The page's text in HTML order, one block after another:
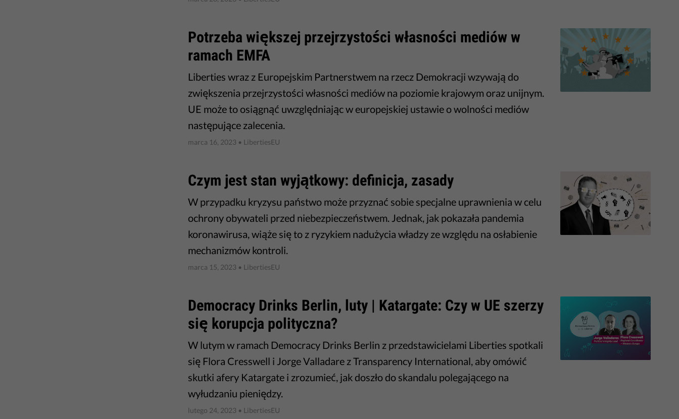
​Potrzeba większej przejrzystości własności mediów w
ramach EMFA
Liberties wraz z Europejskim Partnerstwem na rzecz Demokracji wzywają do
zwiększenia przejrzystości własności mediów na poziomie krajowym oraz unijnym.
UE może to osiągnąć uwzględniając w europejskiej ustawie o wolności mediów
następujące zalecenia.
marca 16, 2023 • LibertiesEU
​Czym jest stan wyjątkowy: definicja, zasady
W przypadku kryzysu państwo może przyznać sobie specjalne uprawnienia w celu
ochrony obywateli przed niebezpieczeństwem. Jednak, jak pokazała pandemia
koronawirusa, wiąże się to z ryzykiem nadużycia władzy ze względu na osłabienie
mechanizmów kontroli.
marca 15, 2023 • LibertiesEU
​Democracy Drinks Berlin, luty | Katargate: Czy w UE szerzy
się korupcja polityczna?
W lutym w ramach Democracy Drinks Berlin z przedstawicielami Liberties spotkali
się Flora Cresswell i Jorge Valladare z Transparency International, aby omówić
skutki afery Katargate i zrozumieć, jak doszło do skandalu polegającego na
wyłudzaniu pieniędzy.
lutego 24, 2023 • LibertiesEU